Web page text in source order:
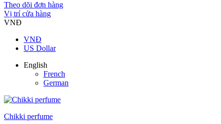
Theo dõi đơn hàng
Vị trí cửa hàng
VNĐ
VNĐ
US Dollar
English
French
German
Chikki perfume